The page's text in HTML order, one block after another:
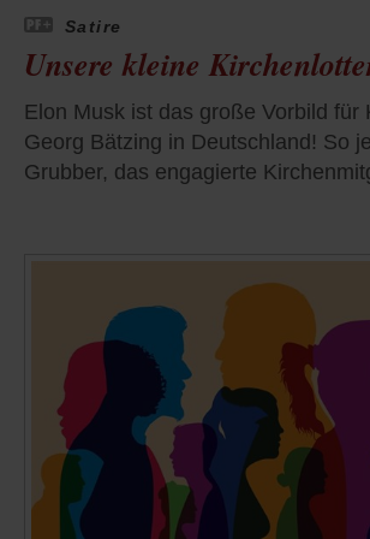
Satire
Unsere kleine
Elon Musk ist das große Vorbild für
Georg Bätzing in Deutschland! So
Grubber, das engagierte